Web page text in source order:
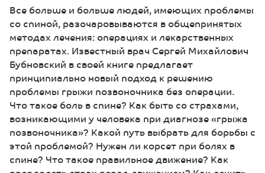
Все больше и больше людей, имеющих проблемы
со спиной, разочаровываются в общепринятых
методах лечения: операциях и лекарственных
препаратах. Известный врач Сергей Михайлович
Бубновский в своей книге предлагает
принципиально новый подход к решению
проблемы грыжи позвоночника без операции.
Что такое боль в спине? Как быть со страхами,
возникающими у человека при диагнозе «грыжа
позвоночника»? Какой путь выбрать для борьбы с
этой проблемой? Нужен ли корсет при болях в
спине? Что такое правильное движение? Как